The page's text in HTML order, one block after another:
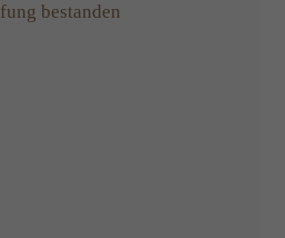
bestanden